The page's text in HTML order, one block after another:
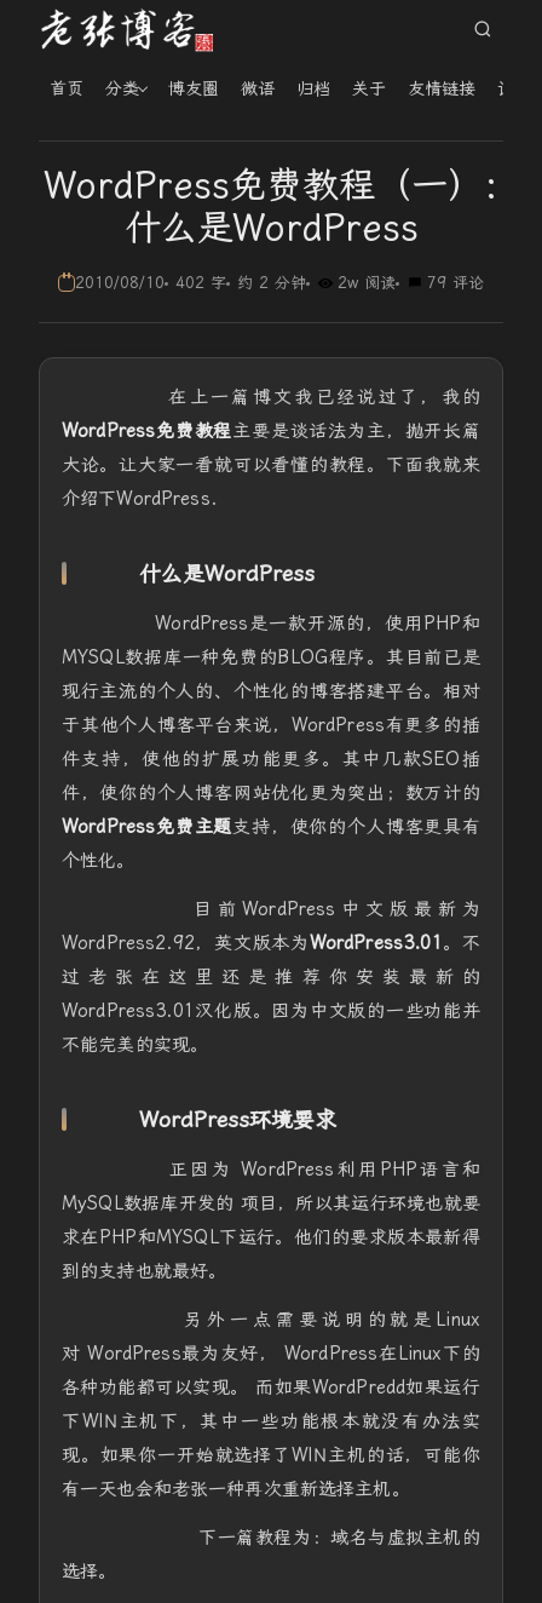
首页 分类 博友圈 微语 归档 关于 友情链接 读者
WordPress免费教程（一）:
什么是WordPress
2010/08/10 402 字 约 2 分钟 2w 阅读 79 评论
在上一篇博文我已经说过了，我的
WordPress免费教程主要是谈话法为主，抛开长篇
大论。让大家一看就可以看懂的教程。下面我就来
介绍下WordPress.
什么是WordPress
WordPress是一款开源的，使用PHP和
MYSQL数据库一种免费的BLOG程序。其目前已是
现行主流的个人的、个性化的博客搭建平台。相对
于其他个人博客平台来说，WordPress有更多的插
件支持，使他的扩展功能更多。其中几款SEO插
件，使你的个人博客网站优化更为突出；数万计的
WordPress免费主题支持，使你的个人博客更具有
个性化。
目前WordPress中文版最新为
WordPress2.92，英文版本为WordPress3.01 。不
过老张在这里还是推荐你安装最新的
WordPress3.01汉化版。因为中文版的一些功能并
不能完美的实现。
WordPress环境要求
正因为 WordPress利用PHP语言和
MySQL数据库开发的 项目，所以其运行环境也就要
求在PHP和MYSQL下运行。他们的要求版本最新得
到的支持也就最好。
另外一点需要说明的就是Linux
对 WordPress最为友好， WordPress在Linux下的
各种功能都可以实现。 而如果WordPredd如果运行
下WIN主机下，其中一些功能根本就没有办法实
现。如果你一开始就选择了WIN主机的话，可能你
有一天也会和老张一种再次重新选择主机。
下一篇教程为：域名与虚拟主机的
选择。